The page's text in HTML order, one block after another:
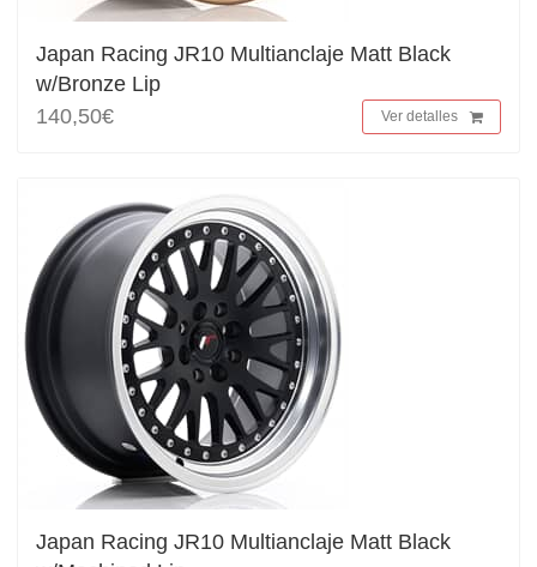
Japan Racing JR10 Multianclaje Matt Black
w/Bronze Lip
140,50€
Ver detalles
Japan Racing JR10 Multianclaje Matt Black